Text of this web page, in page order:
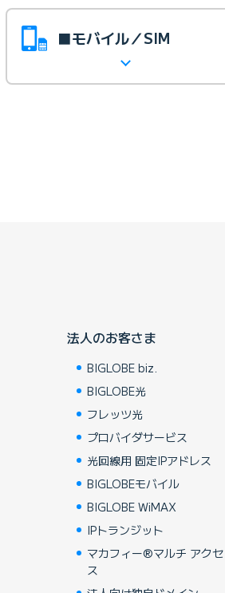
■モバイル／SIM
法人のお客さま
BIGLOBE biz.
BIGLOBE光
フレッツ光
プロバイダサービス
光回線用 固定IPアドレス
BIGLOBEモバイル
BIGLOBE WiMAX
IPトランジット
マカフィー®マルチ アクセ
ス